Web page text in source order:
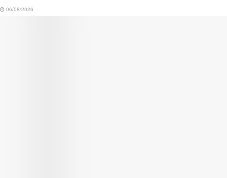
06/08/2026